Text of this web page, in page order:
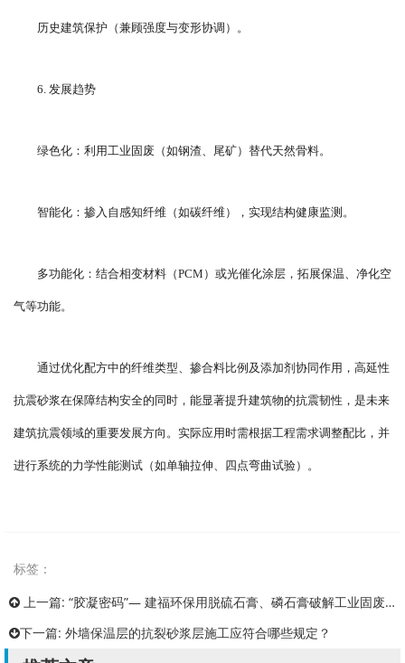
历史建筑保护（兼顾强度与变形协调）。
6. 发展趋势
绿色化：利用工业固废（如钢渣、尾矿）替代天然骨料。
智能化：掺入自感知纤维（如碳纤维），实现结构健康监测。
多功能化：结合相变材料（PCM）或光催化涂层，拓展保温、净化空
气等功能。
通过优化配方中的纤维类型、掺合料比例及添加剂协同作用，高延性
抗震砂浆在保障结构安全的同时，能显著提升建筑物的抗震韧性，是未来
建筑抗震领域的重要发展方向。实际应用时需根据工程需求调整配比，并
进行系统的力学性能测试（如单轴拉伸、四点弯曲试验）。
标签：
上一篇: “胶凝密码”— 建福环保用脱硫石膏、磷石膏破解工业固废循环难
下一篇: 外墙保温层的抗裂砂浆层施工应符合哪些规定？